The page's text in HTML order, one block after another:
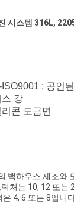
시스템 316L,
: 공인
강
콘 도금면
백하우스 제조와
처는 10, 12 또는
4, 6 또는 8입니